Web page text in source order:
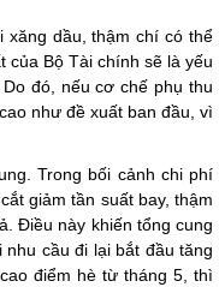
xăng dầu, thậm chí có thể
của Bộ Tài chính sẽ là yếu
đó, nếu cơ chế phụ thu
như đề xuất ban đầu, vì
Trong bối cảnh chi phí
giảm tần suất bay, thậm
Điều này khiến tổng cung
cầu đi lại bắt đầu tăng
điểm hè từ tháng 5, thì